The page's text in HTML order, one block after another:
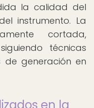
la calidad del
instrumento. La
cortada,
técnicas
de generación en